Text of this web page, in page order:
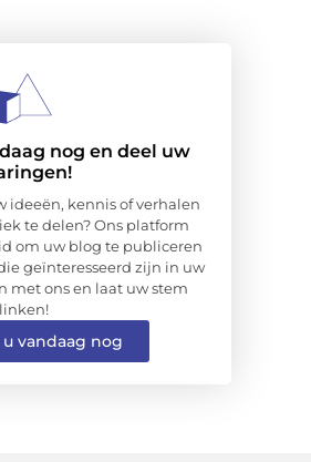
nog en deel uw
ideeën, kennis of verhalen
te delen? Ons platform
om uw blog te publiceren
geïnteresseerd zijn in uw
met ons en laat uw stem
vandaag nog